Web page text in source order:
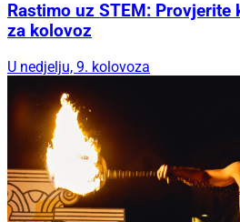
Rastimo uz STEM:
za kolovoz
U nedjelju, 9. kolovoza